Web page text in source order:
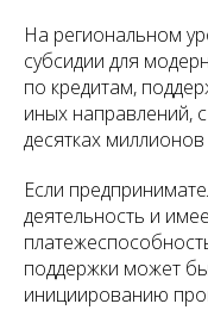
На региональном
субсидии для
по кредитам,
иных направлений,
десятках
Если
деятельность и
поддержки может
инициированию